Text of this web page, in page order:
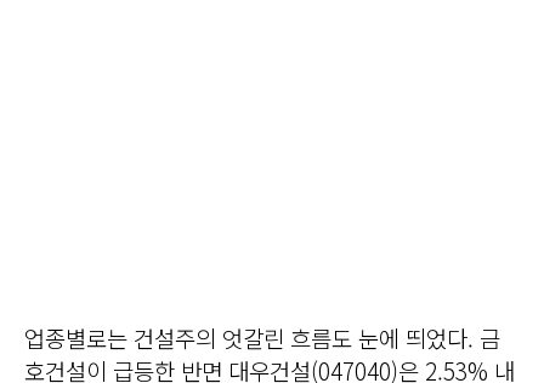
업종별로는 건설주의 엇갈린 흐름도 눈에 띄었다. 금
호건설이 급등한 반면 대우건설(047040)은 2.53% 내